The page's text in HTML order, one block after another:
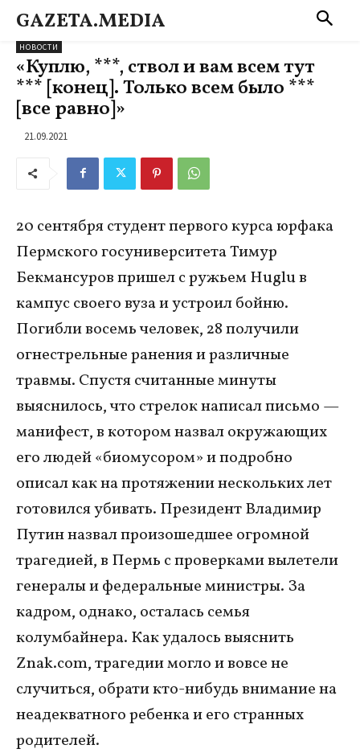
GAZETA.MEDIA
НОВОСТИ
«Куплю, ***, ствол и вам всем тут
*** [конец]. Только всем было ***
[все равно]»
21.09.2021
20 сентября студент первого курса юрфака
Пермского госуниверситета Тимур
Бекмансуров пришел с ружьем Huglu в
кампус своего вуза и устроил бойню.
Погибли восемь человек, 28 получили
огнестрельные ранения и различные
травмы. Спустя считанные минуты
выяснилось, что стрелок написал письмо —
манифест, в котором назвал окружающих
его людей «биомусором» и подробно
описал как на протяжении нескольких лет
готовился убивать. Президент Владимир
Путин назвал произошедшее огромной
трагедией, в Пермь с проверками вылетели
генералы и федеральные министры. За
кадром, однако, осталась семья
колумбайнера. Как удалось выяснить
Znak.com, трагедии могло и вовсе не
случиться, обрати кто-нибудь внимание на
неадекватного ребенка и его странных
родителей.